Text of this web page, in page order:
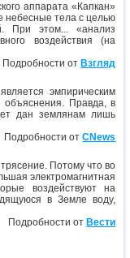
аппарата «Капкан»
небесные тела с целью
При этом... «анализ
воздействия (на
Подробности от Взгляд
эмпирическим
Правда, в
дан землянам лишь
Подробности отCNews
Потому что во
электромагнитная
воздействуют на
в Земле воду,
Подробности от Вести